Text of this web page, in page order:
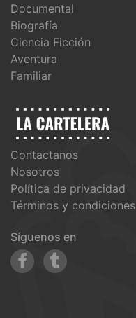
Documental
Biografía
Ciencia Ficción
Aventura
Familiar
Contactanos
Nosotros
Política de privacidad
Términos y condiciones
Síguenos en